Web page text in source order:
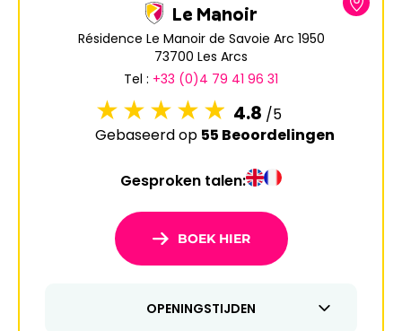
1 2 3
8 9 10
14 15 16 17
21 22 23 24 25 26
28 29 30 31
5 6 7
12 13 14 16
Le Manoir
Résidence Le Manoir de Savoie Arc 1950
73700 Les Arcs
Tel : +33 (0)4 79 41 96 31
4.8 /5
Gebaseerd op 55 Beoordelingen
Gesproken talen:
BOEK HIER
OPENINGSTIJDEN